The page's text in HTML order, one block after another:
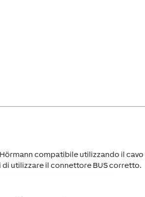
compatibile utilizzando il cavo
utilizzare il connettore BUS corretto.